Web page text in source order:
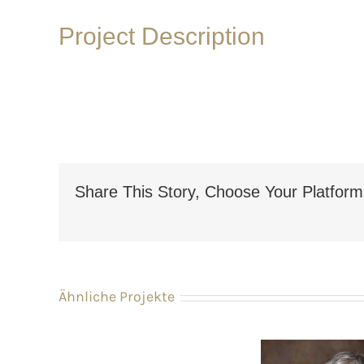
Project Description
Share This Story, Choose Your
Ähnliche Projekte